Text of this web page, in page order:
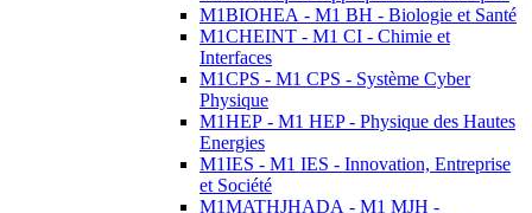
M1BIOHEA - M1 BH - Biologie et Santé
M1CHEINT - M1 CI - Chimie et
Interfaces
M1CPS - M1 CPS - Système Cyber
Physique
M1HEP - M1 HEP - Physique des Hautes
Energies
M1IES - M1 IES - Innovation, Entreprise
et Société
M1MATHJHADA - M1 MJH -